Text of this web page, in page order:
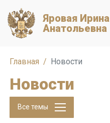
Яровая Ирина
Анатольевна
Главная Новости
Новости
Все темы